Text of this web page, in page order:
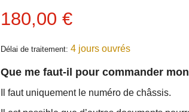
Prix actuel
180,00 €
Délai de traitement:4 jours ouvrés
Que me faut-il pour commander
Il faut uniquement le numéro de châssis.